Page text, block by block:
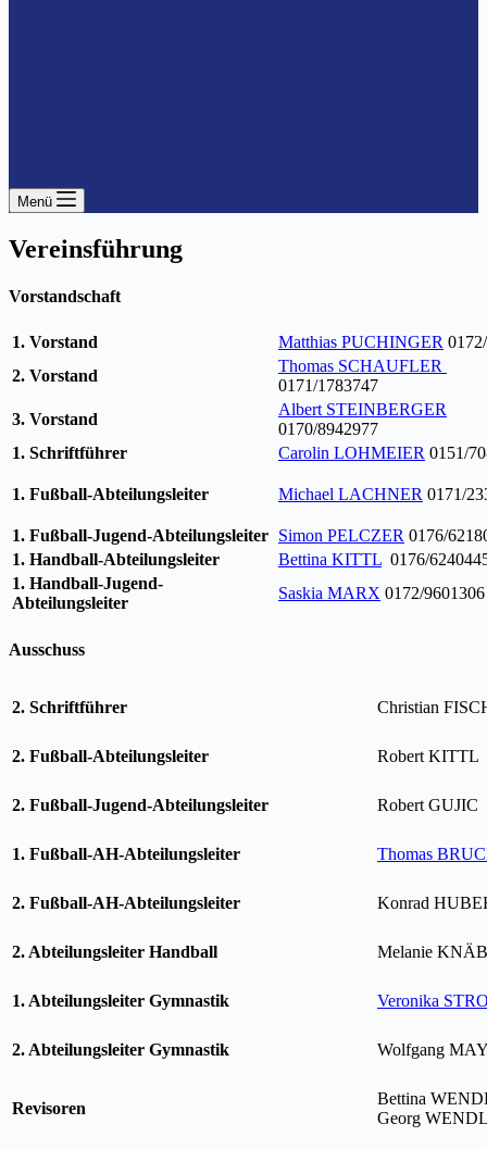
Menü
Vereinsführung
Vorstandschaft
1. Vorstand Matthias PUCHINGER
2. Vorstand
Thomas SCHAUFLER
0171/1783747
3. Vorstand
Albert STEINBERGER
0170/8942977
1. Schriftführer
Carolin LOHMEIER 0151/
1. Fußball-Abteilungsleiter Michael LACHNER 0171/
1. Fußball-Jugend-Abteilungsleiter Simon PELCZER 0176/
1. Handball-Abteilungsleiter
Bettina KITTL 0176/
1. Handball-Jugend-
Abteilungsleiter
Saskia MARX 0172/9601306
Ausschuss
2. Schriftführer Christian
2. Fußball-Abteilungsleiter Robert KITTL
2. Fußball-Jugend-Abteilungsleiter Robert GUJIC
1. Fußball-AH-Abteilungsleiter Thomas
2. Fußball-AH-Abteilungsleiter Konrad
2. Abteilungsleiter Handball Melanie
1. Abteilungsleiter Gymnastik Veronika
2. Abteilungsleiter Gymnastik Wolfgang
Revisoren
Bettina
Georg